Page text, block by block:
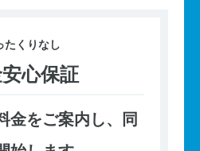
たくりなし
心保証
金をご案内し、同